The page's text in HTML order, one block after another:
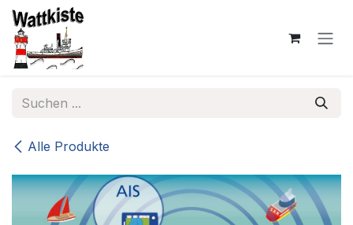
Zum Inhalt springen
Alle Produkte